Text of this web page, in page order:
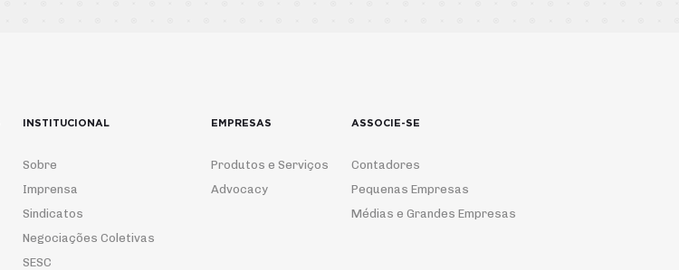
INSTITUCIONAL
Sobre
Imprensa
Sindicatos
Negociações Coletivas
SESC
EMPRESAS
Produtos e Serviços
Advocacy
ASSOCIE-SE
Contadores
Pequenas Empresas
Médias e Grandes Empresas